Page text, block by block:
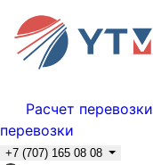
Расчет перевозки
перевозки
+7 (707) 165 08 08